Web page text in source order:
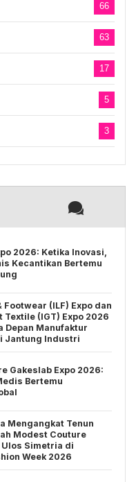
66
63
17
5
3
2026: Ketika Inovasi,
Kecantikan Bertemu
Footwear (ILF) Expo dan
Textile (IGT) Expo 2026
Depan Manufaktur
Jantung Industri
Gakeslab Expo 2026:
Bertemu
Mengangkat Tenun
Modest Couture
Simetria di
Week 2026